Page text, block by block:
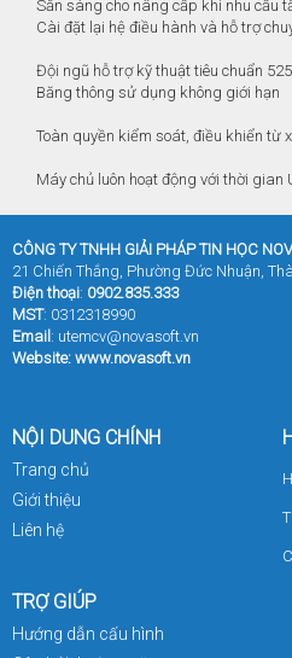
Sẵn sàng cho nâng cấp khi nhu cầu
Cài đặt lại hệ điều hành và hỗ trợ
Đội ngũ hỗ trợ kỹ thuật tiêu chuẩn
Băng thông sử dụng không giới hạn
Toàn quyền kiểm soát, điều khiển từ
Máy chủ luôn hoạt động với thời gian
CÔNG TY TNHH GIẢI PHÁP TIN HỌC
21 Chiến Thắng, Phường Đức Nhuận,
Điện thoại: 0902.835.333
MST: 0312318990
Email : utemcv@novasoft.vn
Website: www.novasoft.vn
NỘI DUNG CHÍNH
Trang chủ
Giới thiệu
Liên hệ
TRỢ GIÚP
Hướng dẫn cấu hình